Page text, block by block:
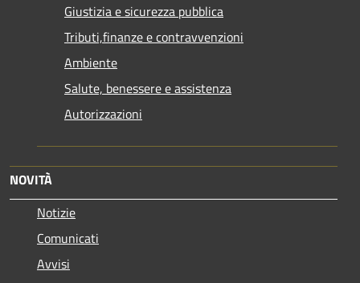
Giustizia e sicurezza pubblica
Tributi,finanze e contravvenzioni
Ambiente
Salute, benessere e assistenza
Autorizzazioni
NOVITÀ
Notizie
Comunicati
Avvisi